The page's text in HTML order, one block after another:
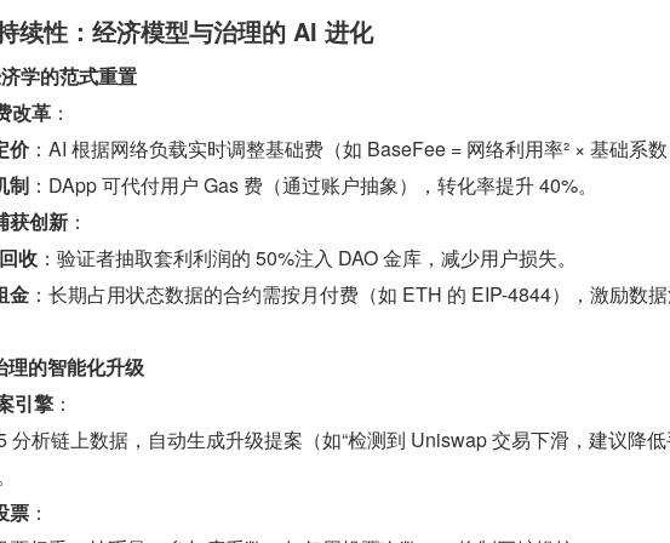
续性：经济模型与治理的 AI 进化
学的范式重置
改革 ：
价：AI 根据网络负载实时调整基础费（如 BaseFee = 网络利用率² × 基础系数
制 ：DApp 可代付用户 Gas 费（通过账户抽象），转化率提升 40%。
获创新 ：
收 ：验证者抽取套利利润的 50%注入 DAO 金库，减少用户损失。
金 ：长期占用状态数据的合约需按月付费（如 ETH 的 EIP-4844），激励数
理的智能化升级
引擎 ：
分析链上数据，自动生成升级提案（如“检测到 Uniswap 交易下滑，建议降
票 ：